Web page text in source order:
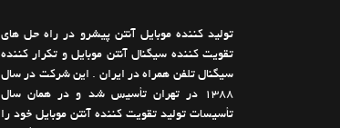
تولید کننده موبایل آنتن پیشرو در راه حل های
تقویت کننده سیگنال آنتن موبایل و تکرار کننده
سیگنال تلفن همراه در ایران . این شرکت در سال
1388 در تهران تأسیس شد و در همان سال
تأسیسات تولید تقویت کننده آنتن موبایل خود را